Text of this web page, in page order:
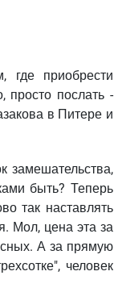
где приобрести
просто послать -
в Питере и
замешательства,
быть? Теперь
так наставлять
Мол, цена эта за
А за прямую
человек